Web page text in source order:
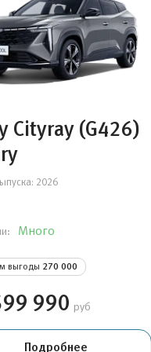
Cityray (G426)
2026
Много
выгоды 270 000
990 руб
Подробнее